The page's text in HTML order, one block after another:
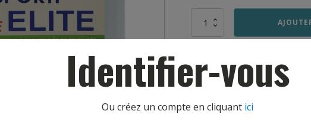
quantité
PEINTURE
Identifier-vous
Ou créez un compte en cliquant ici